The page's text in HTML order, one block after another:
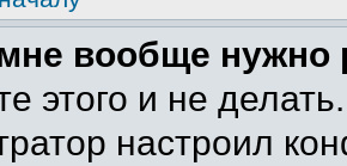
вообще нужно
этого и не
настроил